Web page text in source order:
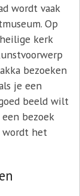
wordt vaak
Op
kerk
bezoeken
je een
beeld wilt
bezoek
wordt het